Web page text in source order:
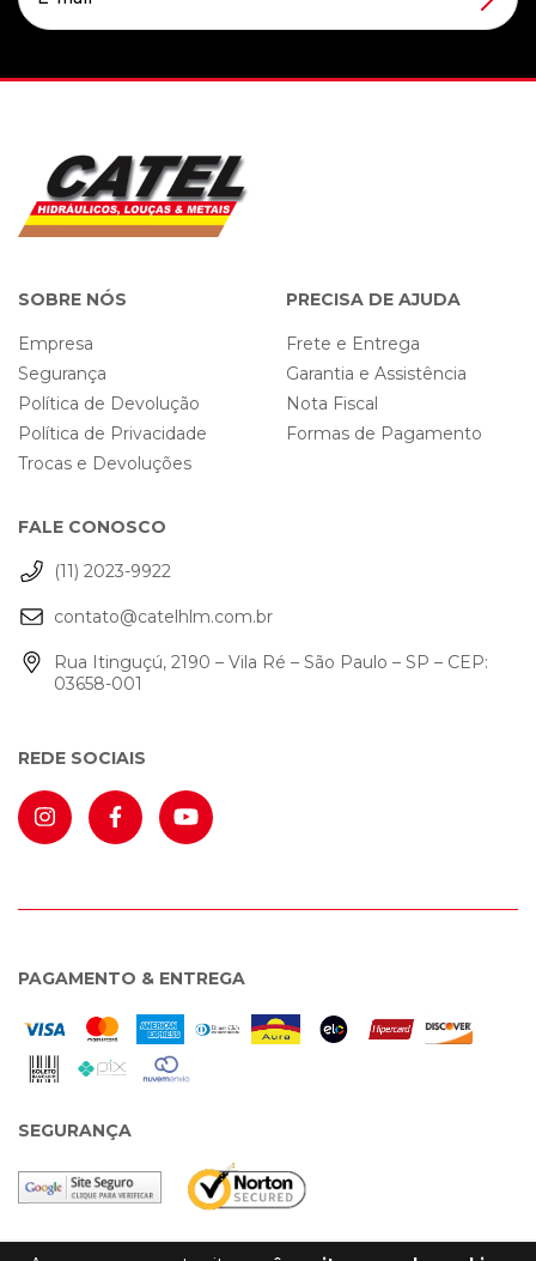
SOBRE NÓS
Empresa
Segurança
Política de Devolução
Política de Privacidade
Trocas e Devoluções
PRECISA DE AJUDA
Frete e Entrega
Garantia e Assistência
Nota Fiscal
Formas de Pagamento
FALE CONOSCO
(11) 2023-9922
contato@catelhlm.com.br
Rua Itinguçú, 2190 – Vila Ré – São Paulo – SP – CEP:
03658-001
REDE SOCIAIS
PAGAMENTO & ENTREGA
SEGURANÇA